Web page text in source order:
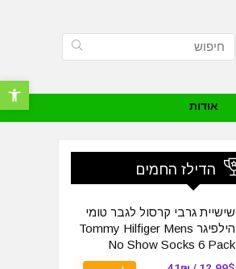
פתח
אודות
הדילז החמים
שישיית גרבי קרסול לגבר טומי
הילפיגר Tommy Hilfiger Mens
No Show Socks 6 Pack